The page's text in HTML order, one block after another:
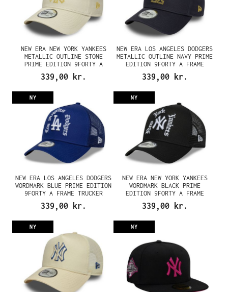
NEW ERA NEW YORK YANKEES
METALLIC OUTLINE STONE
PRIME EDITION 9FORTY A
FRAME SNAPBACK CAP
339,00 kr.
NEW ERA LOS ANGELES DODGERS
METALLIC OUTLINE NAVY PRIME
EDITION 9FORTY A FRAME
SNAPBACK CAP
339,00 kr.
NY
NEW ERA LOS ANGELES DODGERS
WORDMARK BLUE PRIME EDITION
9FORTY A FRAME TRUCKER
SNAPBACK CAP
339,00 kr.
NY
NEW ERA NEW YORK YANKEES
WORDMARK BLACK PRIME
EDITION 9FORTY A FRAME
TRUCKER SNAPBACK CAP
339,00 kr.
NY NY